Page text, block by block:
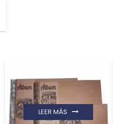
LEER MÁS